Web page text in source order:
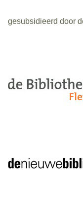
gesubsidieerd door